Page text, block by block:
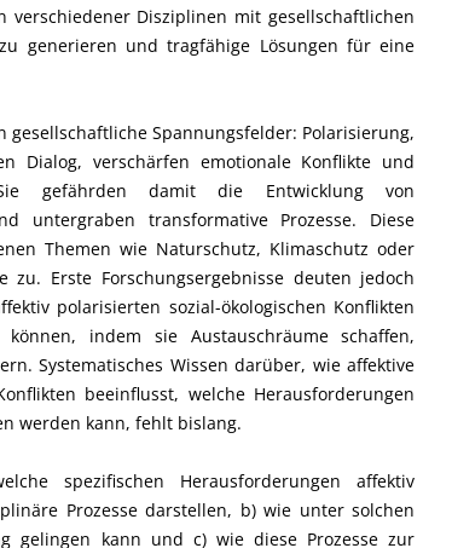
verschiedener Disziplinen mit gesellschaftlichen
generieren und tragfähige Lösungen für eine
Spannungsfelder: Polarisierung,
Dialog, verschärfen emotionale Konflikte und
Sie gefährden damit die Entwicklung von
untergraben transformative Prozesse. Diese
Themen wie Naturschutz, Klimaschutz oder
zu. Erste Forschungsergebnisse deuten jedoch
polarisierten sozial-ökologischen Konflikten
indem sie Austauschräume schaffen,
Systematisches Wissen darüber, wie affektive
beeinflusst, welche Herausforderungen
werden kann, fehlt bislang.
spezifischen Herausforderungen affektiv
Prozesse darstellen, b) wie unter solchen
gelingen kann und c) wie diese Prozesse zur